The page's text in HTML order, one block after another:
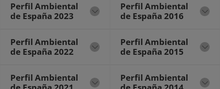
Perfil Ambiental
de España 2023
Perfil Ambiental
de España 2022
Perfil Ambiental
Perfil Ambiental
de España 2016
Perfil Ambiental
de España 2015
Perfil Ambiental